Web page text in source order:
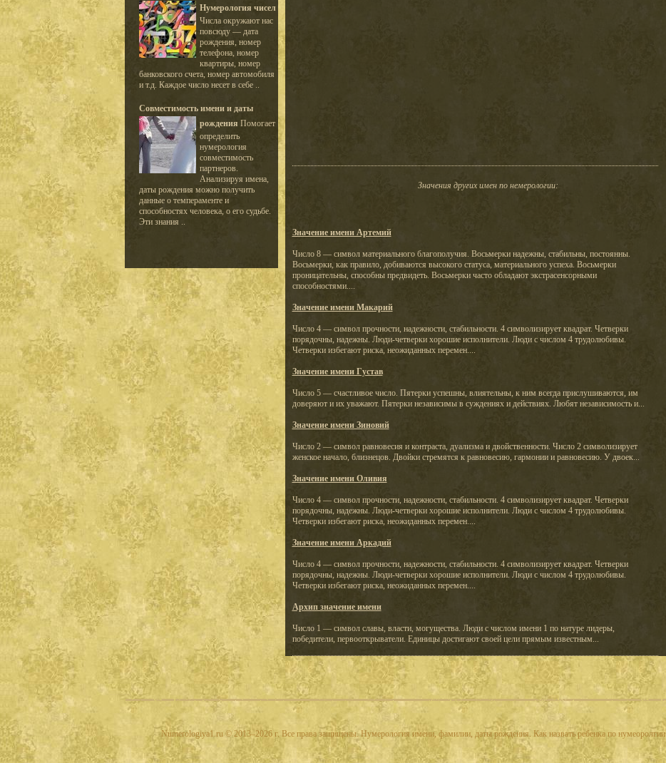
Нумерология чисел
Числа окружают нас
повсюду — дата
рождения, номер
телефона, номер
квартиры, номер
банковского счета, номер автомобиля
и т.д. Каждое число несет в себе ..
Совместимость имени и даты
рождения Помогает
определить
нумерология
совместимость
партнеров.
Анализируя имена,
даты рождения можно получить
данные о темпераменте и
способностях человека, о его судьбе.
Эти знания ..
Значения других имен по немерологии:
Значение имени Артемий
Число 8 — символ материального благополучия. Восьмерки надежны, стабильны, постоянны.
Восьмерки, как правило, добиваются высокого статуса, материального успеха. Восьмерки
проницательны, способны предвидеть. Восьмерки часто обладают экстрасенсорными
способностями....
Значение имени Макарий
Число 4 — символ прочности, надежности, стабильности. 4 символизирует квадрат. Четверки
порядочны, надежны. Люди-четверки хорошие исполнители. Люди с числом 4 трудолюбивы.
Четверки избегают риска, неожиданных перемен....
Значение имени Густав
Число 5 — счастливое число. Пятерки успешны, влиятельны, к ним всегда прислушиваются, им
доверяют и их уважают. Пятерки независимы в суждениях и действиях. Любят независимость и...
Значение имени Зиновий
Число 2 — символ равновесия и контраста, дуализма и двойственности. Число 2 символизирует
женское начало, близнецов. Двойки стремятся к равновесию, гармонии и равновесию. У двоек...
Значение имени Оливия
Число 4 — символ прочности, надежности, стабильности. 4 символизирует квадрат. Четверки
порядочны, надежны. Люди-четверки хорошие исполнители. Люди с числом 4 трудолюбивы.
Четверки избегают риска, неожиданных перемен....
Значение имени Аркадий
Число 4 — символ прочности, надежности, стабильности. 4 символизирует квадрат. Четверки
порядочны, надежны. Люди-четверки хорошие исполнители. Люди с числом 4 трудолюбивы.
Четверки избегают риска, неожиданных перемен....
Архип значение имени
Число 1 — символ славы, власти, могущества. Люди с числом имени 1 по натуре лидеры,
победители, первооткрыватели. Единицы достигают своей цели прямым известным...
Numerologiya1.ru © 2013–2026 г. Все права защищены. Нумерология имени, фамилии, даты рождения. Как назвать ребенка по нумеоролгии